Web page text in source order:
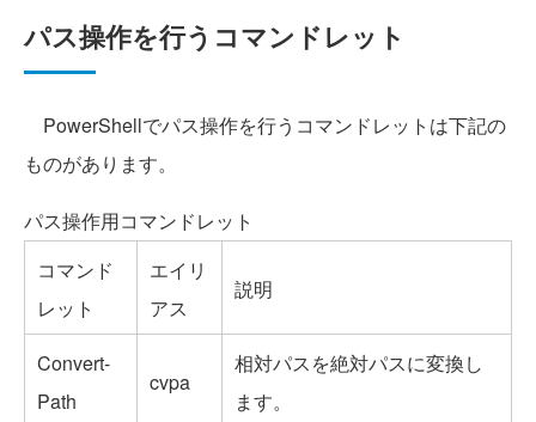
パス操作を行うコマンドレット
PowerShellでパス操作を行うコマンドレットは下記の
ものがあります。
パス操作用コマンドレット
コマンド
レット
エイリ
アス
説明
Convert-
Path
cvpa
相対パスを絶対パスに変換し
ます。